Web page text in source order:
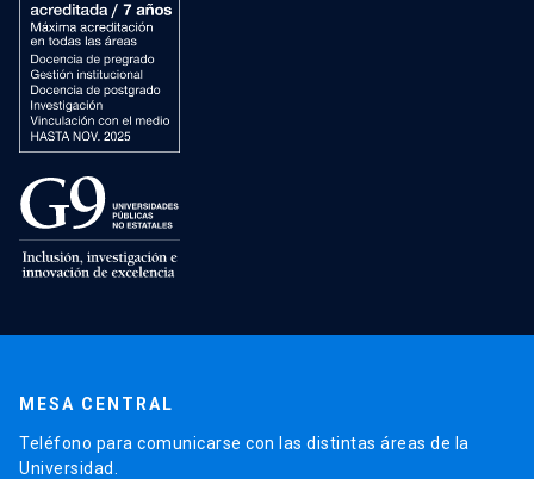
MESA CENTRAL
Teléfono para comunicarse con las distintas áreas de la
Universidad.